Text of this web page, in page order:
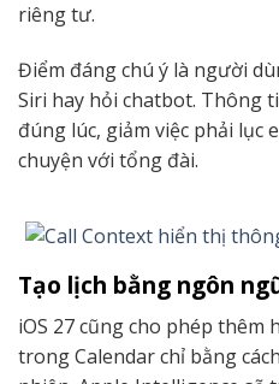
riêng tư.
Điểm đáng chú ý là người
Siri hay hỏi chatbot. Thông
đúng lúc, giảm việc phải lục
chuyện với tổng đài.
Tạo lịch bằng ngôn
iOS 27 cũng cho phép thêm
trong Calendar chỉ bằng